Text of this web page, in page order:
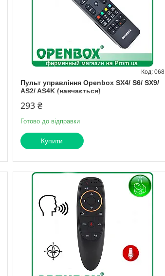
Пульт управління Openbox SX4/ S6/ SX9/
AS2/ AS4K (навчається)
068
293 ₴
Готово до відправки
Купити